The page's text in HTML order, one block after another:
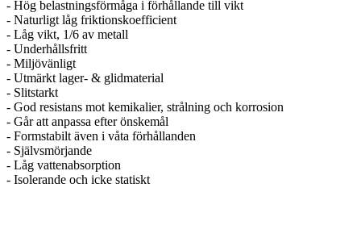
- Hög belastningsförmåga i förhållande till vikt
- Naturligt låg friktionskoefficient
- Låg vikt, 1/6 av metall
- Underhållsfritt
- Miljövänligt
- Utmärkt lager- & glidmaterial
- Slitstarkt
- God resistans mot kemikalier, strålning och korrosion
- Går att anpassa efter önskemål
- Formstabilt även i våta förhållanden
- Självsmörjande
- Låg vattenabsorption
- Isolerande och icke statiskt